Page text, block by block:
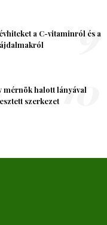
a C-vitaminról és a
9
mérnök halott lányával
szerkezet 10